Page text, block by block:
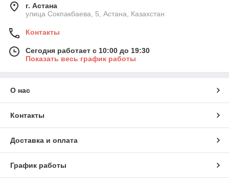
г. Астана
улица Сокпакбаева, 5, Астана, Казахстан
Контакты
Сегодня работает с 10:00 до 19:30
Показать весь график работы
О нас
Контакты
Доставка и оплата
График работы